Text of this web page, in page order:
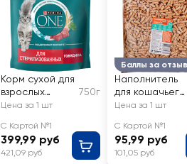
Корм сухой для
взрослых
кошек PURINA
стерилизованн
ых и
кастрированны
750г
Цена за 1 шт
С Картой №1
399,99 руб
421,09 руб
Баллы за отзыв
Наполнитель
для кошачьего
туалета
Цена за 1 шт
С Картой №1
95,99 руб
101,05 руб